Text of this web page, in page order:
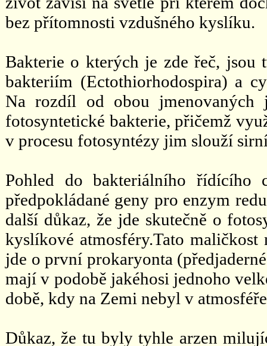
bez přítomnosti vzdušného kyslíku.
Bakterie o kterých je zde řeč, jsou
bakteriím (Ectothiorhodospira) a
Na rozdíl od obou
fotosyntetické bakterie, přičemž
v procesu fotosyntézy jim slouží
Pohled do bakteriálního řídícího
předpokládané geny pro enzym
další důkaz, že jde skutečně o
kyslíkové atmosféry.Tato
jde o první prokaryonta
mají v podobě jakéhosi jednoho
době, kdy na Zemi nebyl v
Důkaz, že tu byly tyhle arzen